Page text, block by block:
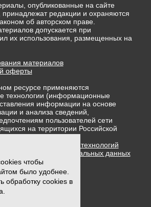
опубликованные на сайте
редакции и охраняются
об авторском праве.
допускается при
их использования, размещенных на
материалов
оферты
ресурсе применяются
технологии (информационные
информации на основе
и анализа сведений,
пользователей сети
на территории Российской
рекомендательных технологий
обработки персональных данных
файлов cookie
чтобы
было удобнее.
обработку cookies в